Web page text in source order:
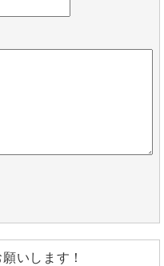
いします！